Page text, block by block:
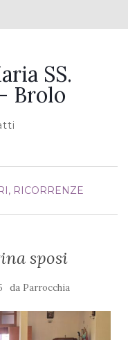
SS.
Brolo
RICORRENZE
sposi
da Parrocchia